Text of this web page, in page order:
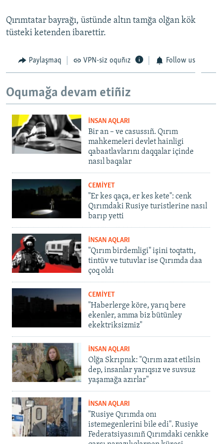
Qırımtatar bayrağı, üstünde altın tamğa olğan kök
tüsteki ketenden ibarettir.
Paylaşmaq VPN-siz oquñız Follow us
Oqumağa devam etiñiz
İNSAN AQLARI
Bir an – ve casussıñ. Qırım
mahkemeleri devlet hainligi
qabaatlavlarını daqqalar içinde
nasıl baqalar
CEMİYET
"Er kes qaça, er kes kete": cenk
Qırımdaki Rusiye turistlerine nasıl
barıp yetti
İNSAN AQLARI
"Qırım birdemligi" işini toqtattı,
tintüv ve tutuvlar ise Qırımda daa
çoq oldı
CEMİYET
"Haberlerge köre, yarıq bere
ekenler, amma biz bütünley
ekektriksizmiz"
İNSAN AQLARI
Olğa Skrıpnık: "Qırım azat etilsin
dep, insanlar yarıqsız ve suvsuz
yaşamağa azırlar"
İNSAN AQLARI
"Rusiye Qırımda onı
istemegenlerini bile edi". Rusiye
Federatsiyasınıñ Qırımdaki cenkke